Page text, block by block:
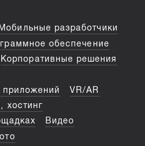
Мобильные разработчики
обеспечение
Корпоративные решения
VR/AR
хостинг
Видео